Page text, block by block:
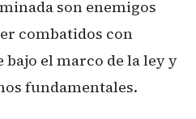
son enemigos
combatidos con
el marco de la ley y
fundamentales.